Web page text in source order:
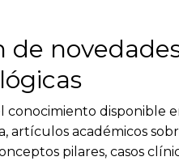
de
disponible
artículos académicos
pilares, casos